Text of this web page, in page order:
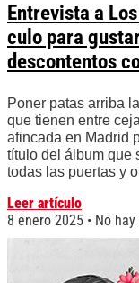
Entrevista a
culo para
descontentos
Poner patas arriba
que tienen entre
afincada en Madrid
título del álbum que
todas las puertas y
Leer artículo
8 enero 2025
No